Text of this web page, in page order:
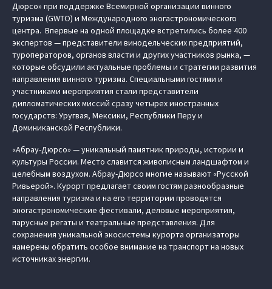
Дюрсо» при поддержке Всемирной организации винного
туризма (GWTO) и Международного эногастрономического
центра. Впервые на одной площадке встретились более 400
экспертов — представители винодельческих предприятий,
туроператоров, органов власти и других участников рынка, —
которые обсудили актуальные проблемы и стратегии развития
направления винного туризма. Специальными гостями и
участниками мероприятия стали представители
дипломатических миссий сразу четырех иностранных
государств: Уругвая, Мексики, Республики Перу и
Доминиканской Республики.
«Абрау-Дюрсо» — уникальный памятник природы, истории и
культуры России. Место славится живописным ландшафтом и
целебным воздухом. Абрау-Дюрсо многие называют «Русской
Ривьерой». Курорт предлагает своим гостям разнообразные
направления туризма и на его территории проводятся
эногастрономические фестивали, деловые мероприятия,
парусные регаты и театральные представления. Для
сохранения уникальной экосистемы курорта организаторы
намерены обратить особое внимание на транспорт на новых
источниках энергии.